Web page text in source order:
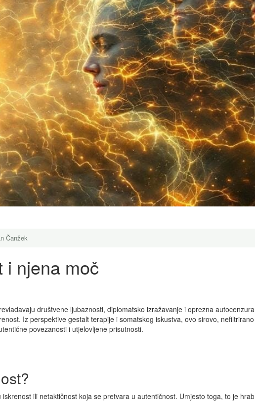
Čanžek
i njena moč
društvene ljubaznosti, diplomatsko izražavanje i oprezna
Iz perspektive gestalt terapije i somatskog iskustva, ovo sirovo,
povezanosti i utjelovljene prisutnosti.
ili netaktičnost koja se pretvara u autentičnost. Umjesto toga, to je